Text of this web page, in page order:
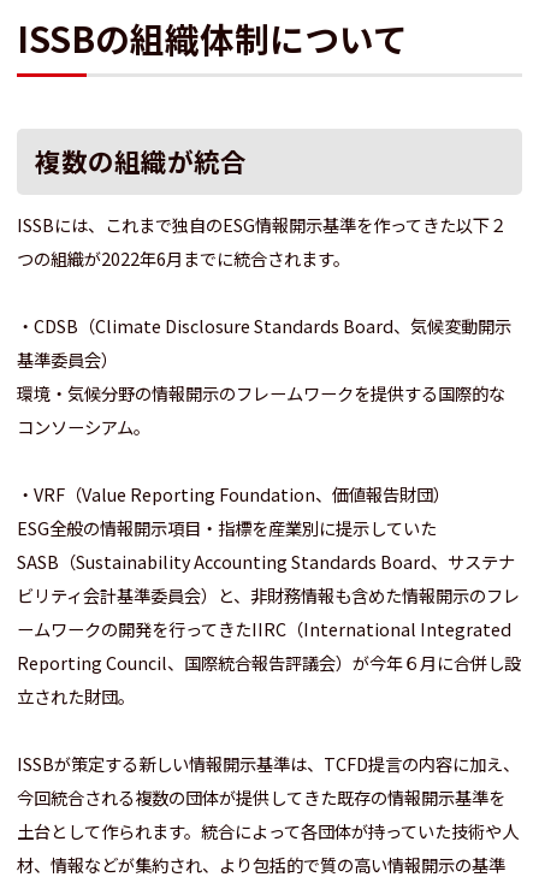
ISSBの組織体制について
複数の組織が統合
ISSBには、これまで独自のESG情報開示基準を作ってきた以下２
つの組織が2022年6月までに統合されます。
・CDSB（Climate Disclosure Standards Board、気候変動開示
基準委員会）
環境・気候分野の情報開示のフレームワークを提供する国際的な
コンソーシアム。
・VRF（Value Reporting Foundation、価値報告財団）
ESG全般の情報開示項目・指標を産業別に提示していた
SASB（Sustainability Accounting Standards Board、サステナ
ビリティ会計基準委員会）と、非財務情報も含めた情報開示のフレ
ームワークの開発を行ってきたIIRC（International Integrated
Reporting Council、国際統合報告評議会）が今年６月に合併し設
立された財団。
ISSBが策定する新しい情報開示基準は、TCFD提言の内容に加え、
今回統合される複数の団体が提供してきた既存の情報開示基準を
土台として作られます。統合によって各団体が持っていた技術や人
材、情報などが集約され、より包括的で質の高い情報開示の基準